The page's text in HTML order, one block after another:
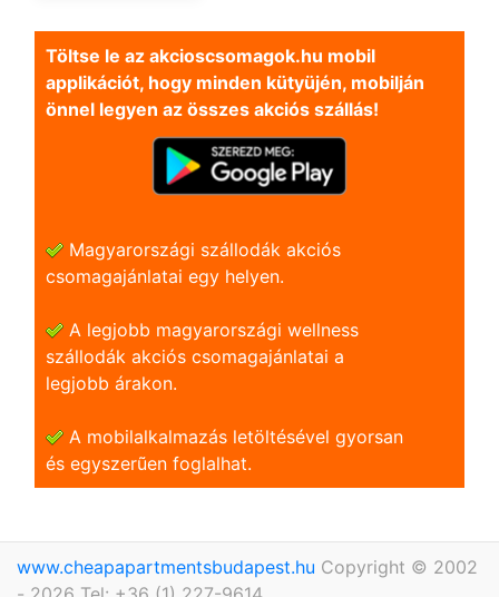
Töltse le az akcioscsomagok.hu mobil
applikációt, hogy minden kütyüjén, mobilján
önnel legyen az összes akciós szállás!
Magyarországi szállodák akciós
csomagajánlatai egy helyen.
A legjobb magyarországi wellness
szállodák akciós csomagajánlatai a
legjobb árakon.
A mobilalkalmazás letöltésével gyorsan
és egyszerũen foglalhat.
www.cheapapartmentsbudapest.hu Copyright © 2002